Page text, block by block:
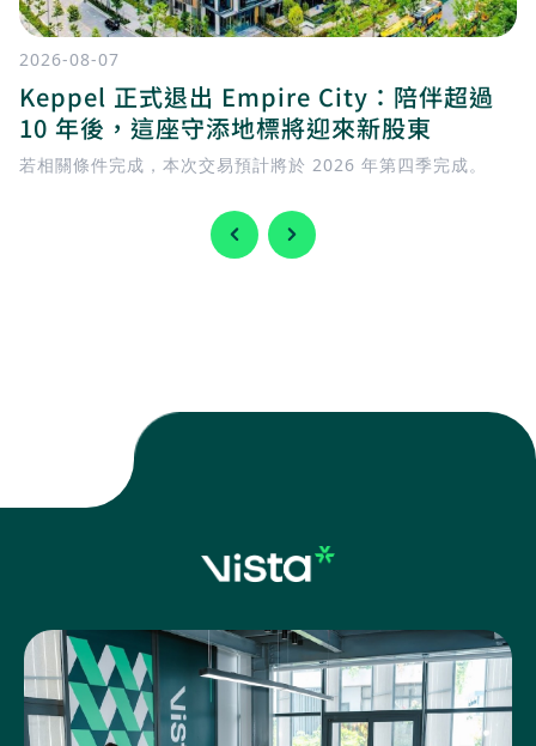
2026-08-07
Keppel 正式退出 Empire City：陪伴超過
10 年後，這座守添地標將迎來新股東
若相關條件完成，本次交易預計將於 2026 年第四季完成。